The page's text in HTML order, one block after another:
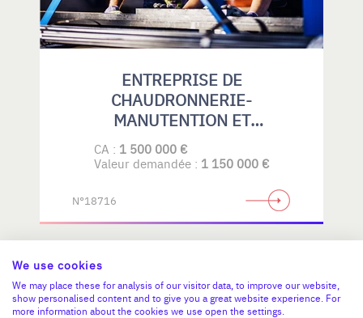
ENTREPRISE DE
CHAUDRONNERIE-
MANUTENTION ET
MAINTENANCE
INDUSTRIELLE
CA : 1 500 000 €
Valeur demandée : 1 150 000 €
N°18716
AUVERGNE-RHÔNE-ALPES
We use cookies
We may place these for analysis of our visitor data, to improve our website,
show personalised content and to give you a great website experience. For
more information about the cookies we use open the settings.